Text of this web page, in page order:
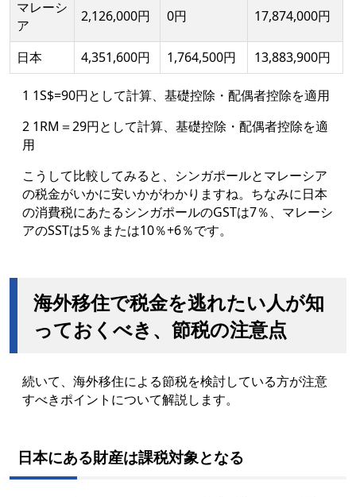
マレーシ
ア
2,126,000円 0円 17,874,000円
日本 4,351,600円 1,764,500円 13,883,900円
1 1S$=90円として計算、基礎控除・配偶者控除を適用
2 1RM＝29円として計算、基礎控除・配偶者控除を適
用
こうして比較してみると、シンガポールとマレーシア
の税金がいかに安いかがわかりますね。ちなみに日本
の消費税にあたるシンガポールのGSTは7％、マレーシ
アのSSTは5％または10％+6％です。
海外移住で税金を逃れたい人が知
っておくべき、節税の注意点
続いて、海外移住による節税を検討している方が注意
すべきポイントについて解説します。
日本にある財産は課税対象となる